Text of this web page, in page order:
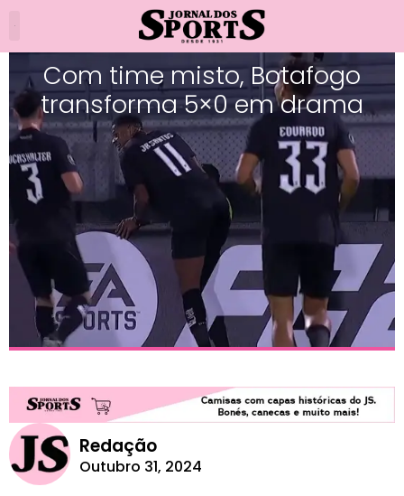
Com time misto, Botafogo
transforma 5×0 em drama
Redação
Outubro 31, 2024